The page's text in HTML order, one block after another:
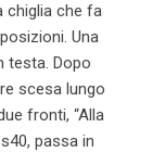
chiglia che fa
Una
testa. Dopo
scesa lungo
fronti, “Alla
passa in